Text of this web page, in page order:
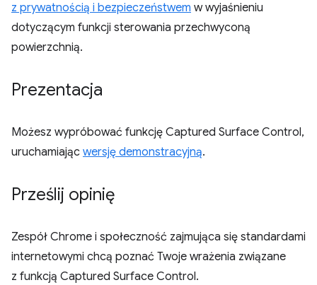
z prywatnością i bezpieczeństwem w wyjaśnieniu
dotyczącym funkcji sterowania przechwyconą
powierzchnią.
Prezentacja
Możesz wypróbować funkcję Captured Surface Control,
uruchamiając wersję demonstracyjną.
Prześlij opinię
Zespół Chrome i społeczność zajmująca się standardami
internetowymi chcą poznać Twoje wrażenia związane
z funkcją Captured Surface Control.